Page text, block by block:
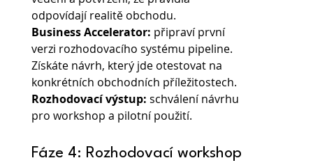
odpovídají realitě obchodu.
Business Accelerator: připraví první
verzi rozhodovacího systému pipeline.
Získáte návrh, který jde otestovat na
konkrétních obchodních příležitostech.
Rozhodovací výstup: schválení návrhu
pro workshop a pilotní použití.
Fáze 4: Rozhodovací workshop